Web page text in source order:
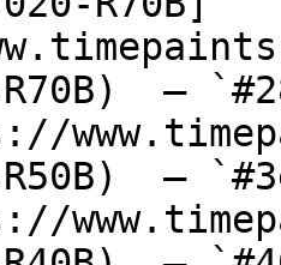
R70B)  —
R50B)  —